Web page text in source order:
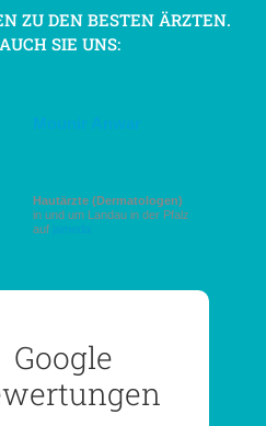
ZU DEN BESTEN ÄRZTEN.
SIE UNS:
Mounir Anwar
Hautärzte (Dermatologen)
in und um Landau in der Pfalz
auf
Google